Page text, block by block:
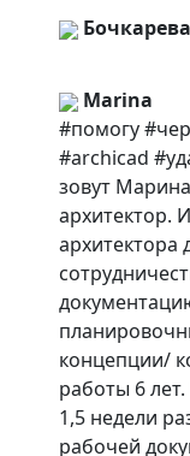
Бочкарева
Marina
#помогу
#archicad
зовут
архитектор.
архитектора
концепции/
работы 6
1,5 недели
рабочей